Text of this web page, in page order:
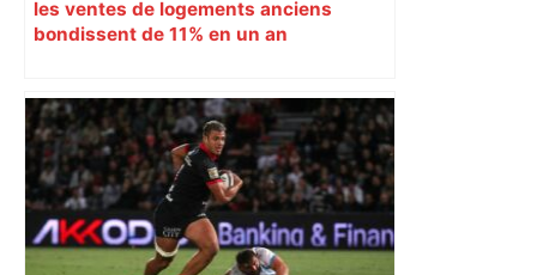
les ventes de logements anciens
bondissent de 11% en un an